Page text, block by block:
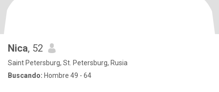
Nica, 52
Saint Petersburg, St. Petersburg, Rusia
Buscando: Hombre 49 - 64